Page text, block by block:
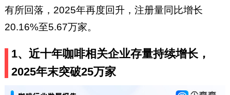
有所回落，2025年再度回升，注册量同比增长
20.16%至5.67万家。
1、近十年咖啡相关企业存量持续增长，
2025年末突破25万家